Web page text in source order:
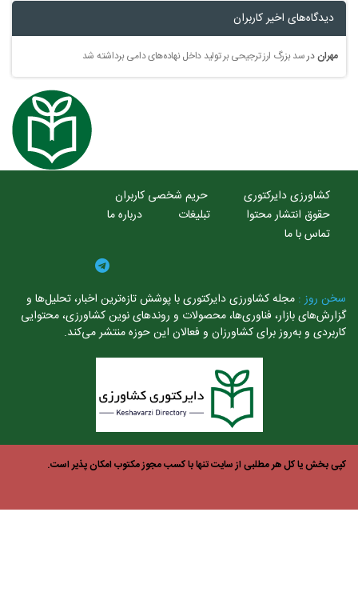
دیدگاه‌های اخیر کاربران
مهراندرسد بزرگ ارز ترجیحی بر تولید داخل نهاده‌های دامی برداشته شد
کشاورزی دایرکتوری
حریم شخصی کاربران
حقوق انتشار محتوا
تبلیغات
درباره ما
تماس با ما
روز :مجله کشاورزی دایرکتوری با پوشش تازه‌ترین اخبار، تحلیل‌ها و
بازار، فناوری‌ها، محصولات و روندهای نوین کشاورزی، محتوایی
و به‌روز برای کشاورزان و فعالان این حوزه منتشر می‌کند.
بخش یا کل هر مطلبی از سایت تنها با کسب مجوز مکتوب امکان پذیر است.